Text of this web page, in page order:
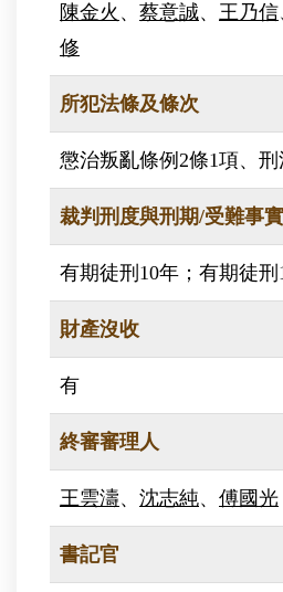
陳金火 、 蔡意誠、 王乃信
修
所犯法條及條次
懲治叛亂條例2條1項、刑
裁判刑度與刑期/受難事實
有期徒刑10年；有期徒刑
財產沒收
有
終審審理人
王雲濤、 沈志純、 傅國光
書記官